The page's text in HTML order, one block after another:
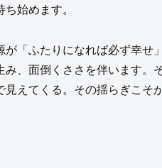
始めます。
が「ふたりになれば必ず幸せ
み、面倒くささを伴います
見えてくる。その揺らぎこ